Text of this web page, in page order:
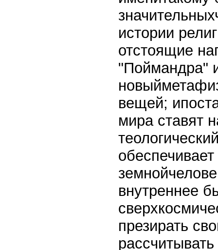
истории
отстоящие
"Поймандра"
вещей;
мира ставят
внутреннее
презирать